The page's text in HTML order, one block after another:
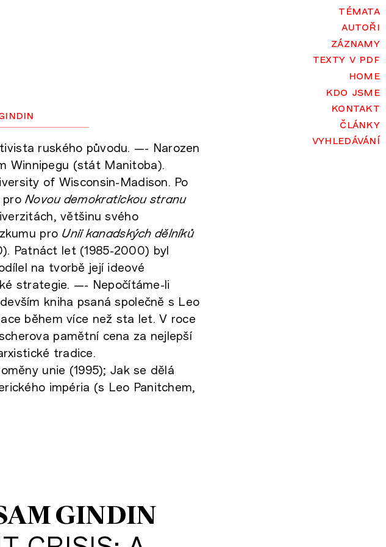
témata
autoři
záznamy
texty v pdf
home
kdo jsme
kontakt
články
vyhledávání
ruského původu. —- Narozen
Winnipegu (stát Manitoba).
of Wisconsin-Madison. Po
proNovou demokratickou stranu
většinu svého
pro Unii kanadských dělníků
Patnáct let (1985-2000) byl
na tvorbě její ideové
strategie. —- Nepočítáme-li
kniha psaná společně s Leo
během více než sta let. V roce
pamětní cena za nejlepší
tradice.
unie (1995); Jak se dělá
impéria (s Leo Panitchem,
GINDIN